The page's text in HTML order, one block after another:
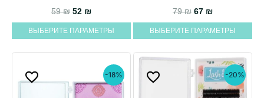
59₪ Первоначальная цена составляла 59 ₪.
52 ₪Текущая цена: 52 ₪.
ВЫБЕРИТЕ ПАРАМЕТРЫ
вариаций.
выбрать
79₪ 67 ₪Текущая
ВЫБЕРИТЕ ПАРАМЕТРЫ
вариаций.
можно
выбрать
-18% -20%